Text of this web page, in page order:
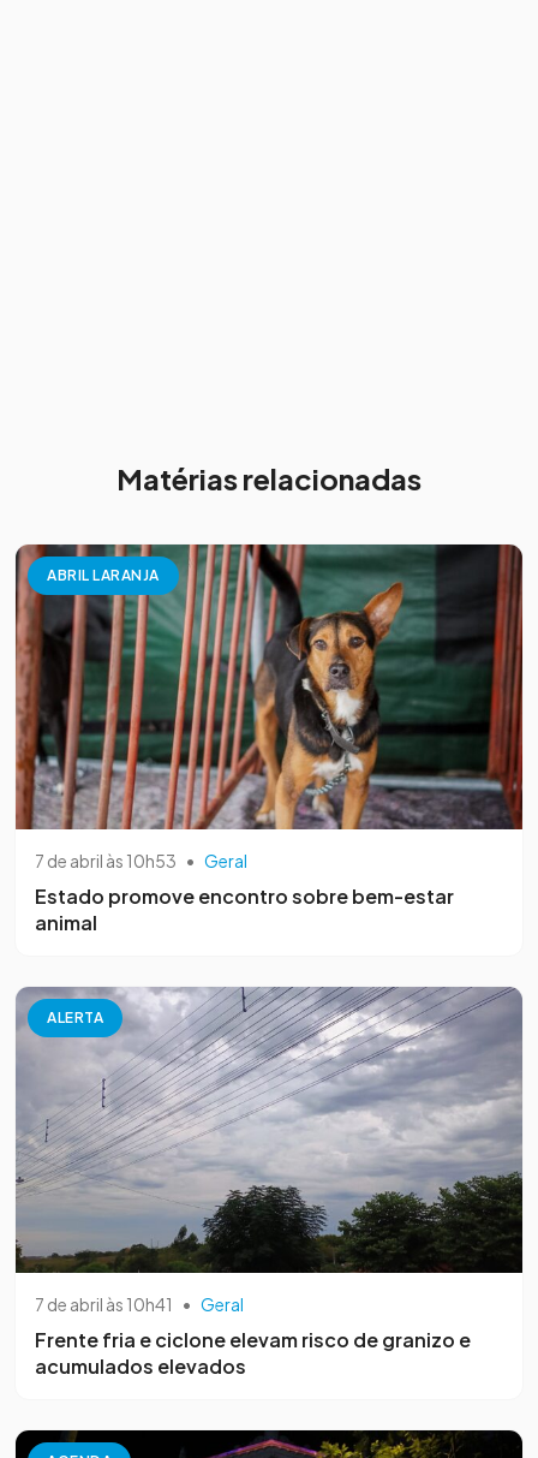
Matérias relacionadas
ABRIL LARANJA
7 de abril às 10h53 • Geral
Estado promove encontro sobre bem-estar
animal
ALERTA
7 de abril às 10h41 • Geral
Frente fria e ciclone elevam risco de granizo e
acumulados elevados